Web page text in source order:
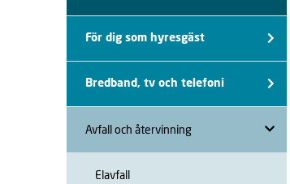
För dig som hyresgäst
Bredband, tv och telefoni
Avfall och återvinning
Elavfall